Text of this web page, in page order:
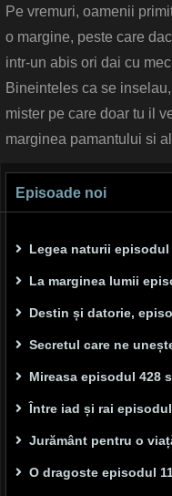
Pe vremuri, oamenii
o margine, peste care
intr-un abis ori dai cu
Bineinteles ca se
mister pe care doar tu il
marginea pamantului si
Episoade noi
Legea naturii
La marginea lumii
Destin și datorie,
Secretul care ne
Mireasa episodul 428
Între iad și rai
Jurământ pentru o
O dragoste episodul